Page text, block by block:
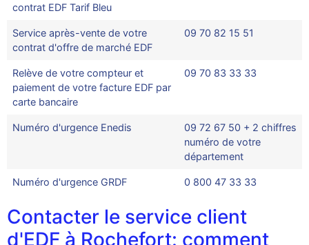
contrat EDF Tarif Bleu
Service après-vente de votre
contrat d'offre de marché EDF
09 70 82 15 51
Relève de votre compteur et
paiement de votre facture EDF par
carte bancaire
09 70 83 33 33
Numéro d'urgence Enedis
09 72 67 50 + 2 chiffres
numéro de votre
département
Numéro d'urgence GRDF 0 800 47 33 33
Contacter le service client
d'EDF à Rochefort: comment